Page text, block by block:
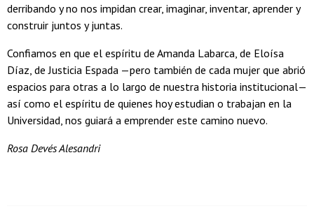
derribando y no nos impidan crear, imaginar, inventar, aprender y
construir juntos y juntas.
Confiamos en que el espíritu de Amanda Labarca, de Eloísa
Díaz, de Justicia Espada —pero también de cada mujer que abrió
espacios para otras a lo largo de nuestra historia institucional—
así como el espíritu de quienes hoy estudian o trabajan en la
Universidad, nos guiará a emprender este camino nuevo.
Rosa Devés Alesandri